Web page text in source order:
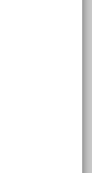
Respekt, Teilhabe